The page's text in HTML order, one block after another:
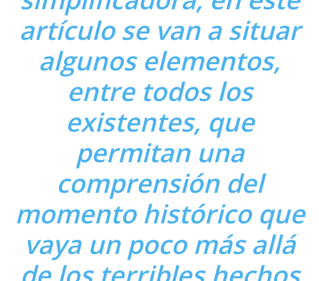
artículo se van a situar
algunos elementos,
entre todos los
existentes, que
permitan una
comprensión del
momento histórico que
vaya un poco más allá